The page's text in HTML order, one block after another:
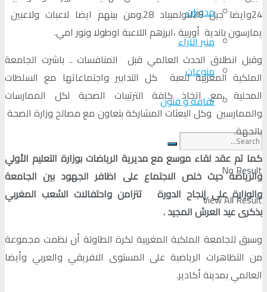
مدونات
منبر الآراء
منوعات
ثقافة و فنون
No Result
View All Result
24وايضا جيل 28لاولمبياد 28.ومن بينهم ايضا لاعبات ولاعبين
يمارسون باندية أوربية ،ابرزهم اللاعبة اوطولا ونور امي.
وقبل انطلاق الحدث العالمي قبل المنافسات .. باشرت الجامعة
الملكية المغربية للعبة كل التدابير واجتماعاتها مع السلطات
المحلية ،مع اتخاذ كافة الترتيبات الصحية لكل الممارسات
والممارسين وكل البعثات المشاركة بتعاون مع مصالح وزارة الصحة
بالجهة.
كما تم عقد لقاء موسع مع مديرية الرياضات بوزارة التعليم الأولي
والرياضة حيث خلص الاجتماع على اظافر الجهود بين الجامعة
والوزارة على إنجاح الدورة تتزامن واحتفالات الشعب المغربي
بذكرى عيد العرش المجيد .
وسبق للجامعة الملكية المغربية لكرة الطاولة أن نظمت مجموعة
من التظاهرات الرياضية على المستوى الافريقي والعربي وأيضا
العالمي بمدينة أكادير.